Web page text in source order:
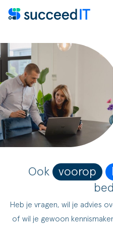
Central
Platform
Scan
Academy
Blogs & Nieuws
Ook voorop
Heb je vragen, wil je advies
of wil je gewoon